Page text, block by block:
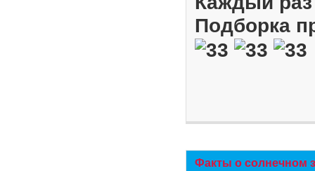
Подборка
Факты о солнечном